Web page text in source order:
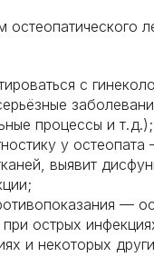
остеопатического
с
процессы и т. д.);
у
выявит
—
острых
и некоторых